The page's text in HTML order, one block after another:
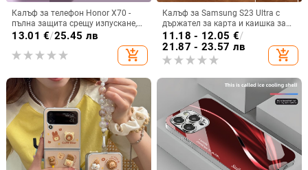
Калъф за телефон Honor X70 -
пълна защита срещу изпускане,
закалено стъкло, модел Аурора
13.01 €/25.45 лв
add_shopping_cart
Калъф за Samsung S23 Ultra с
държател за карта и каишка за
през врата
11.18 - 12.05 €/
21.87 - 23.57 лв
add_shopping_cart